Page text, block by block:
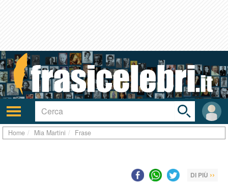
Attiva/disattiva
navigazione
User
area
Toggle
search
bar
Home Mia Martini Frase
DI PIÙ ››